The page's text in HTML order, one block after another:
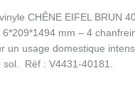
CHÊNE EIFEL BRUN
6*209*1494 mm – 4
un usage domestique
sol. Réf : V4431-40181.